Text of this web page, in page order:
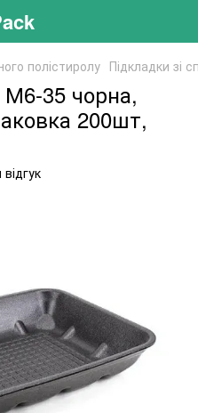
полістиролу Підкладки зі
М6-35 чорна,
200шт,